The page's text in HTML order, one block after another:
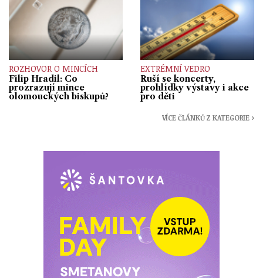
ROZHOVOR O MINCÍCH
Filip Hradil: Co
prozrazují mince
olomouckých biskupů?
EXTRÉMNÍ VEDRO
Ruší se koncerty,
prohlídky výstavy i akce
pro děti
VÍCE ČLÁNKŮ Z KATEGORIE ›